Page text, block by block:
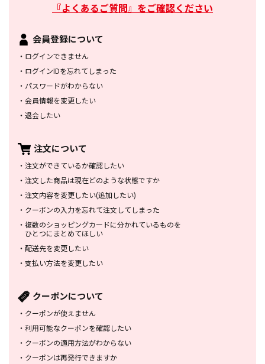
『よくあるご質問』をご確認ください
会員登録について
・ ログインできません
・ ログインIDを忘れてしまった
・ パスワードがわからない
・ 会員情報を変更したい
・ 退会したい
注文について
・ 注文ができているか確認したい
・ 注文した商品は現在どのような状態ですか
・ 注文内容を変更したい(追加したい)
・ クーポンの入力を忘れて注文してしまった
・ 複数のショッピングカードに分かれているものを
ひとつにまとめてほしい
・ 配送先を変更したい
・ 支払い方法を変更したい
クーポンについて
・ クーポンが使えません
・ 利用可能なクーポンを確認したい
・ クーポンの適用方法がわからない
・ クーポンは再発行できますか